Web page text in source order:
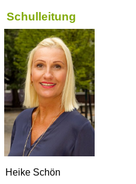
Schulleitung
Heike Schön